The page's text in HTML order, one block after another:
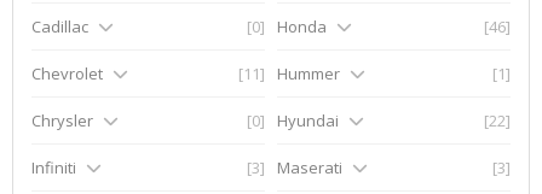
Cadillac [0]
Chevrolet [11]
Chrysler [0]
Honda [46]
Hummer [1]
Hyundai [22]
Infiniti [3] Maserati [3]